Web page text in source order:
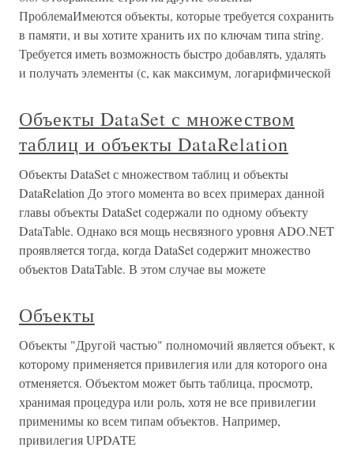
ПроблемаИмеются объекты, которые требуется сохранить
в памяти, и вы хотите хранить их по ключам типа string.
Требуется иметь возможность быстро добавлять, удалять
и получать элементы (с, как максимум, логарифмической
Объекты DataSet с множеством
таблиц и объекты DataRelation
Объекты DataSet с множеством таблиц и объекты
DataRelation До этого момента во всех примерах данной
главы объекты DataSet содержали по одному объекту
DataTable. Однако вся мощь несвязного уровня ADO.NET
проявляется тогда, когда DataSet содержит множество
объектов DataTable. В этом случае вы можете
Объекты
Объекты "Другой частью" полномочий является объект, к
которому применяется привилегия или для которого она
отменяется. Объектом может быть таблица, просмотр,
хранимая процедура или роль, хотя не все привилегии
применимы ко всем типам объектов. Например,
привилегия UPDATE